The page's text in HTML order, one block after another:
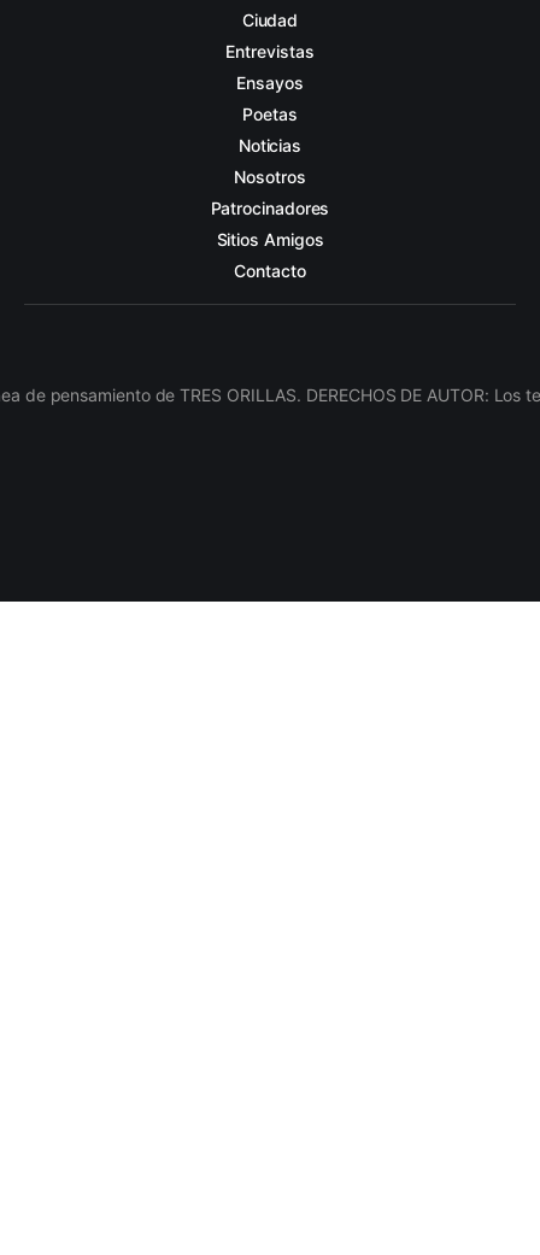
Ciudad
Entrevistas
Ensayos
Poetas
Noticias
Nosotros
Patrocinadores
Sitios Amigos
Contacto
pensamiento de TRES ORILLAS. DERECHOS DE